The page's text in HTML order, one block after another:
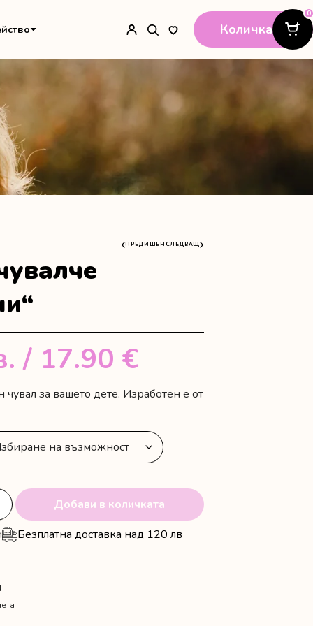
Количка
0
ПРЕДИШЕН СЛЕДВАЩ
/ 17.90 €
за вашето дете. Изработен е от
Добави в количката
Безплатна доставка над 120 лв